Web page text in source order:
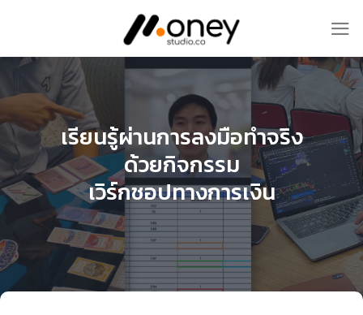
content
เรียนรู้ผ่านการลงมือทำจริง
ด้วยกิจกรรม
เวิร์กชอปทางการเงิน